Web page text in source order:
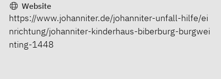
Website
https://www.johanniter.de/johanniter-unfall-hilfe/ei
nrichtung/johanniter-kinderhaus-biberburg-burgwei
nting-1448